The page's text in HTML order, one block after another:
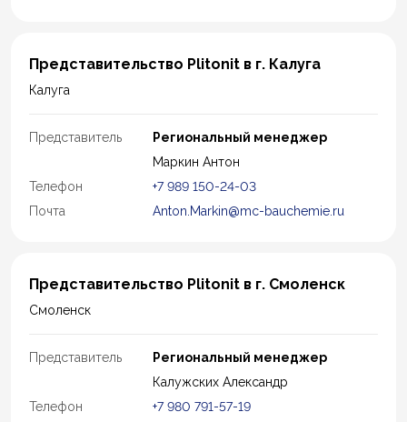
Представительство Plitonit в г. Калуга
Калуга
Представитель
Региональный менеджер
Маркин Антон
Телефон
+7 989 150-24-03
Почта
Anton.Markin@mc-bauchemie.ru
Представительство Plitonit в г. Смоленск
Смоленск
Представитель
Региональный менеджер
Калужских Александр
Телефон
+7 980 791-57-19